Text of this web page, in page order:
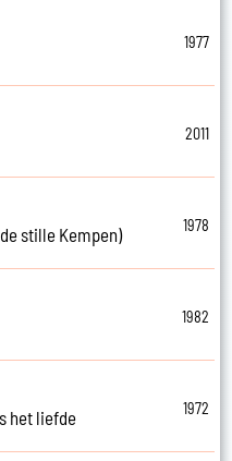
1977
2011
stille Kempen)
1978
1982
het liefde
1972